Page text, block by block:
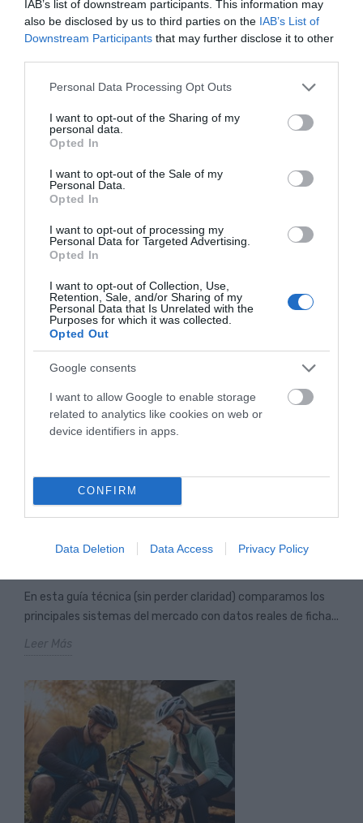
IAB’s list of downstream participants. This information may
also be disclosed by us to third parties on the IAB’s List of
Downstream Participants that may further disclose it to other
Please note that this website/app uses one or more Google
not limited to your visit or usage behaviour. You may click to
grant or deny consent to Google and its third-party tags to
use your data for below specified purposes in below Google
consent section.
Personal Data Processing Opt Outs
I want to opt-out of the Sharing of my
personal data.
Opted In
I want to opt-out of the Sale of my
Personal Data.
Opted In
I want to opt-out of processing my
Personal Data for Targeted Advertising.
Opted In
I want to opt-out of Collection, Use,
Retention, Sale, and/or Sharing of my
Personal Data that Is Unrelated with the
Purposes for which it was collected.
Opted Out
Google consents
I want to allow Google to enable storage
related to analytics like cookies on web or
device identifiers in apps.
CONFIRM
Data Deletion Data Access Privacy Policy
Leer Más
QUÉ LLEVAR EN TUS SALIDAS EN BICICLETA
DURANTE EL VERANO: GUÍA PRÁCTICA PARA
AFRONTAR EL CALOR
El verano es una de las épocas favoritas de muchos
ciclistas. Los días son más largos, apetece salir a descubrir...
Leer Más
BICICLETAS ELÉCTRICAS: BOSCH, SHIMANO,
En esta guía técnica (sin perder claridad) comparamos los
principales sistemas del mercado con datos reales de ficha...
Leer Más